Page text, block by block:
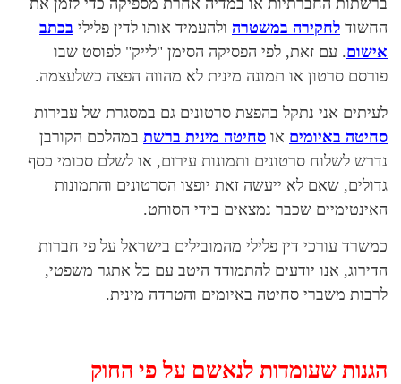
החשוד לחקירה במשטרה ולהעמיד אותו לדין פלילי בכתב
אישום. עם זאת, לפי הפסיקה הסימן "לייק" לפוסט שבו
פורסם סרטון או תמונה מינית לא מהווה הפצה כשלעצמה.
לעיתים אני נתקל בהפצת סרטונים גם במסגרת של עבירות
סחיטה באיומים או סחיטה מינית ברשת במהלכם הקורבן
נדרש לשלוח סרטונים ותמונות עירום, או לשלם סכומי כסף
גדולים, שאם לא ייעשה זאת יופצו הסרטונים והתמונות
האינטימיים שכבר נמצאים בידי הסוחט.
כמשרד עורכי דין פלילי מהמובילים בישראל על פי חברות
הדירוג, אנו יודעים להתמודד היטב עם כל אתגר משפטי,
לרבות משברי סחיטה באיומים והטרדה מינית.
הגנות שעומדות לנאשם על פי החוק